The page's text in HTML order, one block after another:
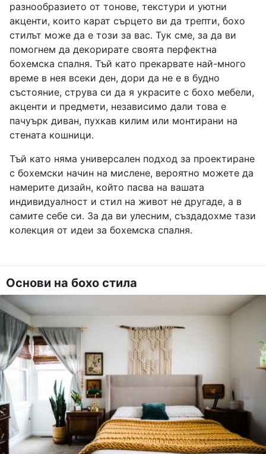
разнообразието от тонове, текстури и уютни
акценти, които карат сърцето ви да трепти, бохо
стилът може да е този за вас. Тук сме, за да ви
помогнем да декорирате своята перфектна
бохемска спалня. Тъй като прекарвате най-много
време в нея всеки ден, дори да не е в будно
състояние, струва си да я украсите с бохо мебели,
акценти и предмети, независимо дали това е
пачуърк диван, пухкав килим или монтирани на
стената кошници.
Тъй като няма универсален подход за проектиране
с бохемски начин на мислене, вероятно можете да
намерите дизайн, който пасва на вашата
индивидуалност и стил на живот не другаде, а в
самите себе си. За да ви улесним, създадохме тази
колекция от идеи за бохемска спалня.
Основи на бохо стила